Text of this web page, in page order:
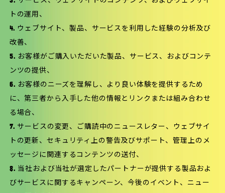
トの運用、
4. ウェブサイト、製品、サービスを利用した経験の分析及び
改善、
5. お客様がご購入いただいた製品、サービス、およびコンテ
ンツの提供、
6. お客様のニーズを理解し、より良い体験を提供するため
に、第三者から入手した他の情報とリンクまたは組み合わせ
る場合、
7. サービスの変更、ご購読中のニュースレター、ウェブサイ
トの更新、セキュリティ上の警告及びサポート、管理上のメ
ッセージに関連するコンテンツの送付、
8. 当社および当社が選定したパートナーが提供する製品およ
びサービスに関するキャンペーン、今後のイベント、ニュー